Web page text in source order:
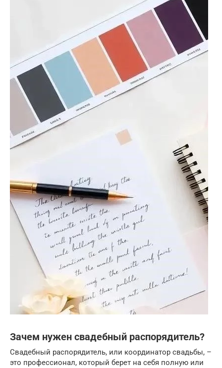
Зачем нужен свадебный распорядитель?
Свадебный распорядитель, или координатор свадьбы, –
это профессионал, который берет на себя полную или